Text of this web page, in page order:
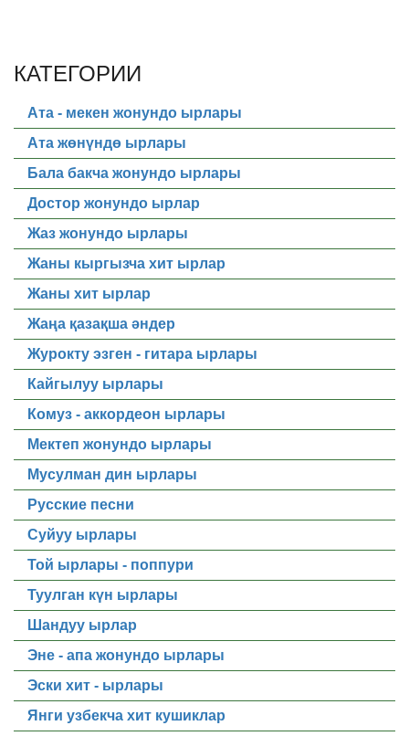
КАТЕГОРИИ
Ата - мекен жонундо ырлары
Ата жөнүндө ырлары
Бала бакча жонундо ырлары
Достор жонундо ырлар
Жаз жонундо ырлары
Жаны кыргызча хит ырлар
Жаны хит ырлар
Жаңа қазақша әндер
Журокту эзген - гитара ырлары
Кайгылуу ырлары
Комуз - аккордеон ырлары
Мектеп жонундо ырлары
Мусулман дин ырлары
Русские песни
Суйуу ырлары
Той ырлары - поппури
Туулган күн ырлары
Шандуу ырлар
Эне - апа жонундо ырлары
Эски хит - ырлары
Янги узбекча хит кушиклар